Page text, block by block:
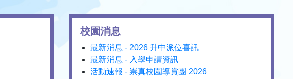
校園消息
最新消息 - 2026 升中派位喜訊
最新消息 - 入學申請資訊
活動速報 - 崇真校園導賞團 2026